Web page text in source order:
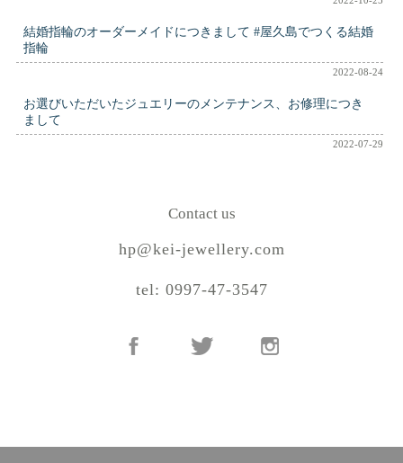
結婚指輪のオーダーメイドにつきまして #屋久島でつくる結婚
指輪
2022-08-24
お選びいただいたジュエリーのメンテナンス、お修理につき
まして
2022-07-29
Contact us
hp@kei-jewellery.com
tel: 0997-47-3547